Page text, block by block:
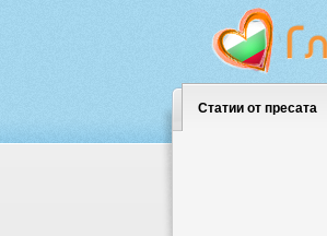
Статии от пресата